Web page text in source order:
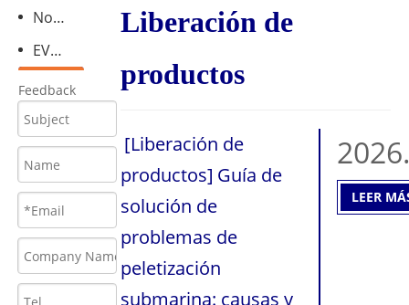
Noticias comerciales
EVENTOS DE EXPO
Feedback
Liberación de
productos
[Liberación de
productos] Guía de
solución de
problemas de
peletización
submarina: causas y
LEER